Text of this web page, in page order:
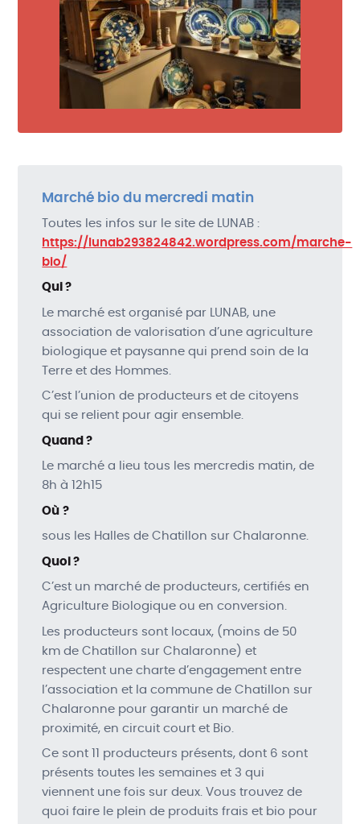
Marché bio du mercredi matin
Toutes les infos sur le site de LUNAB :
https://lunab293824842.wordpress.com/marche-
bio/
Qui ?
Le marché est organisé par LUNAB, une
association de valorisation d’une agriculture
biologique et paysanne qui prend soin de la
Terre et des Hommes.
C’est l’union de producteurs et de citoyens
qui se relient pour agir ensemble.
Quand ?
Le marché a lieu tous les mercredis matin, de
8h à 12h15
Où ?
sous les Halles de Chatillon sur Chalaronne.
Quoi ?
C’est un marché de producteurs, certifiés en
Agriculture Biologique ou en conversion.
Les producteurs sont locaux, (moins de 50
km de Chatillon sur Chalaronne) et
respectent une charte d’engagement entre
l’association et la commune de Chatillon sur
Chalaronne pour garantir un marché de
proximité, en circuit court et Bio.
Ce sont 11 producteurs présents, dont 6 sont
présents toutes les semaines et 3 qui
viennent une fois sur deux. Vous trouvez de
quoi faire le plein de produits frais et bio pour